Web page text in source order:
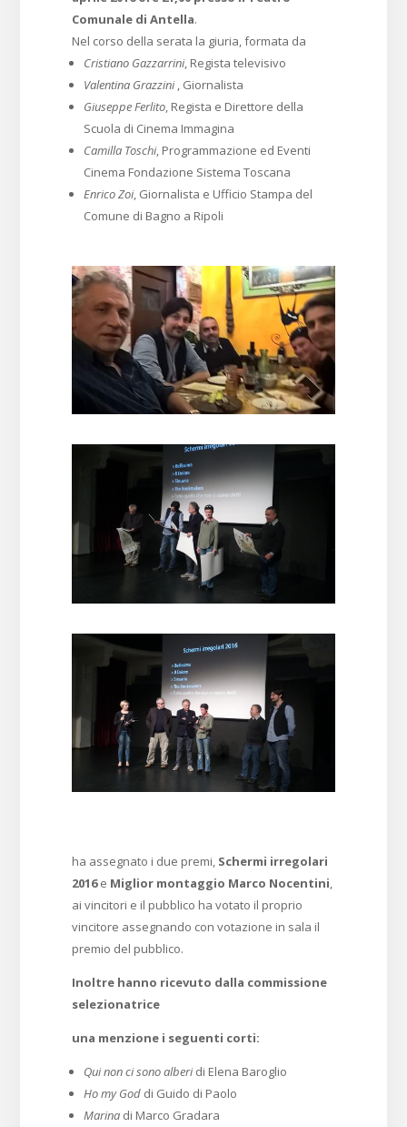
Comunale di Antella.
Nel corso della serata la giuria, formata da
Cristiano Gazzarrini, Regista televisivo
Valentina Grazzini, Giornalista
Giuseppe Ferlito, Regista e Direttore della
Scuola di Cinema Immagina
Camilla Toschi, Programmazione ed Eventi
Cinema Fondazione Sistema Toscana
Enrico Zoi, Giornalista e Ufficio Stampa del
Comune di Bagno a Ripoli
ha assegnato i due premi, Schermi irregolari
2016e Miglior montaggio Marco Nocentini,
ai vincitori e il pubblico ha votato il proprio
vincitore assegnando con votazione in sala il
premio del pubblico.
Inoltre hanno ricevuto dalla commissione
selezionatrice
una menzione i seguenti corti:
Qui non ci sono alberidi Elena Baroglio
Ho my Goddi Guido di Paolo
Marina di Marco Gradara